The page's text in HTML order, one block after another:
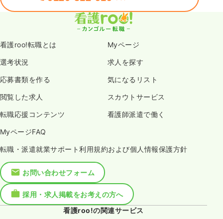
看護roo!転職とは Myページ
選考状況 求人を探す
応募書類を作る 気になるリスト
閲覧した求人 スカウトサービス
転職応援コンテンツ 看護師派遣で働く
MyページFAQ
転職・派遣就業サポート利用規約および個人情報保護方針
お問い合わせフォーム
採用・求人掲載をお考えの方へ
看護roo!の関連サービス